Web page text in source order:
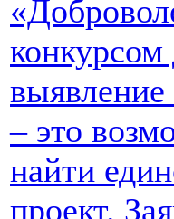
конкурсом
– это
найти
проект.